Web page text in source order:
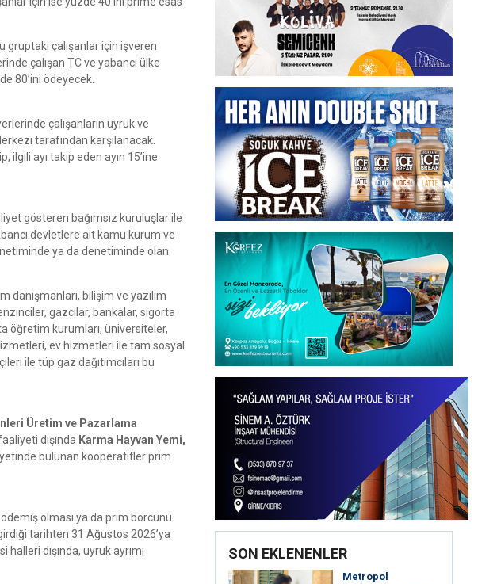
gruptaki çalışanlar için işveren
çalışan TC ve yabancı ülke
80’ini ödeyecek.
çalışanların uyruk ve
tarafından karşılanacak.
ayı takip eden ayın 15’ine
gösteren bağımsız kuruluşlar ile
devletlere ait kamu kurum ve
ya da denetiminde olan
danışmanları, bilişim ve yazılım
gazcılar, bankalar, sigorta
öğretim kurumları, üniversiteler,
ev hizmetleri ile tam sosyal
ile tüp gaz dağıtımcıları bu
Üretim ve Pazarlama
dışında Karma Hayvan Yemi,
bulunan kooperatifler prim
olması ya da prim borcunu
tarihten 31 Ağustos 2026’ya
halleri dışında, uyruk ayrımı
SON EKLENENLER
Metropol